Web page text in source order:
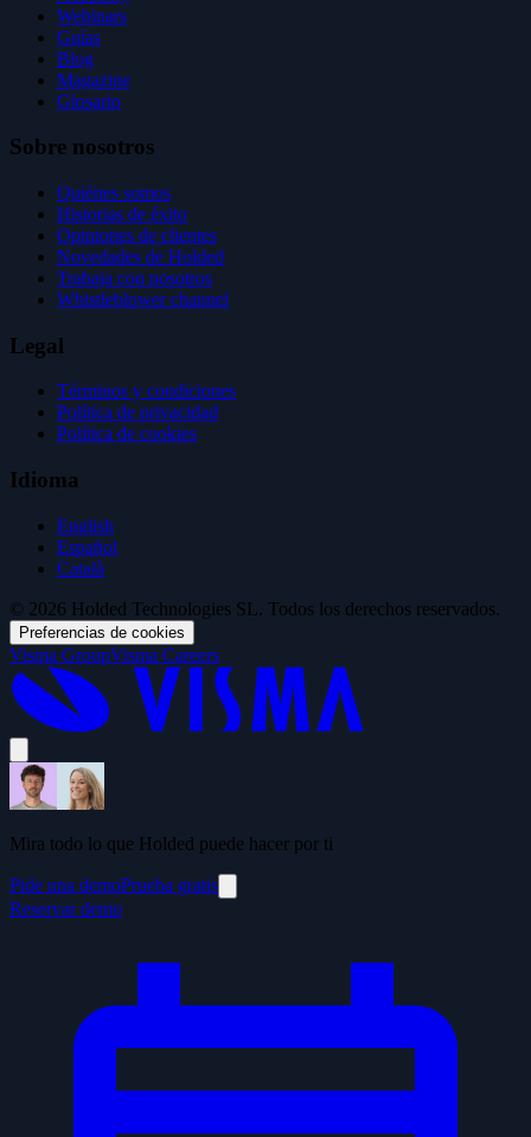
Webinars
Guías
Blog
Magazine
Glosario
Sobre nosotros
Quiénes somos
Historias de éxito
Opiniones de clientes
Novedades de Holded
Trabaja con nosotros
Whistleblower channel
Legal
Términos y condiciones
Política de privacidad
Política de cookies
Idioma
English
Español
Català
© 2026 Holded Technologies SL. Todos los derechos reservados.
Preferencias de cookies
Visma GroupVisma Careers
Mira todo lo que Holded puede hacer por ti
Pide una demoPrueba gratis
Reservar demo